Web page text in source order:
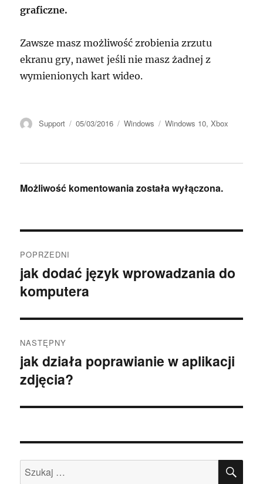
graficzne.
Zawsze masz możliwość zrobienia zrzutu
ekranu gry, nawet jeśli nie masz żadnej z
wymienionych kart wideo.
Autor
Support
Data
05/03/2016 Kategorie
Windows Tagi
Windows 10,Xbox
Możliwość komentowania została wyłączona.
wpisu
POPRZEDNI
Poprzedni
wpis:
jak dodać język wprowadzania do
komputera
NASTĘPNY
Następny
wpis:
jak działa poprawianie w aplikacji
zdjęcia?
Szukaj: